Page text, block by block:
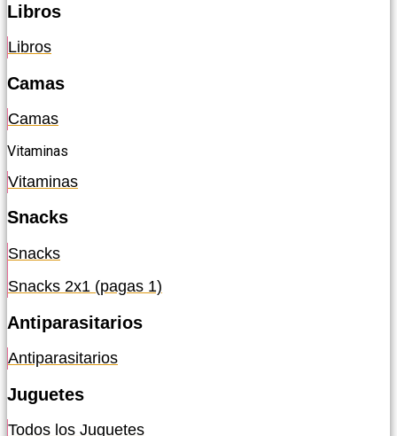
Libros
Libros
Camas
Camas
Vitaminas
Vitaminas
Snacks
Snacks
Snacks 2x1 (pagas 1)
Antiparasitarios
Antiparasitarios
Juguetes
Todos los Juguetes